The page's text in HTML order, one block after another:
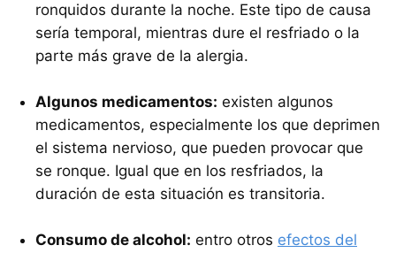
ronquidos durante la noche. Este tipo de causa
sería temporal, mientras dure el resfriado o la
parte más grave de la alergia.
Algunos medicamentos: existen algunos
medicamentos, especialmente los que deprimen
el sistema nervioso, que pueden provocar que
se ronque. Igual que en los resfriados, la
duración de esta situación es transitoria.
Consumo de alcohol: entro otros efectos del